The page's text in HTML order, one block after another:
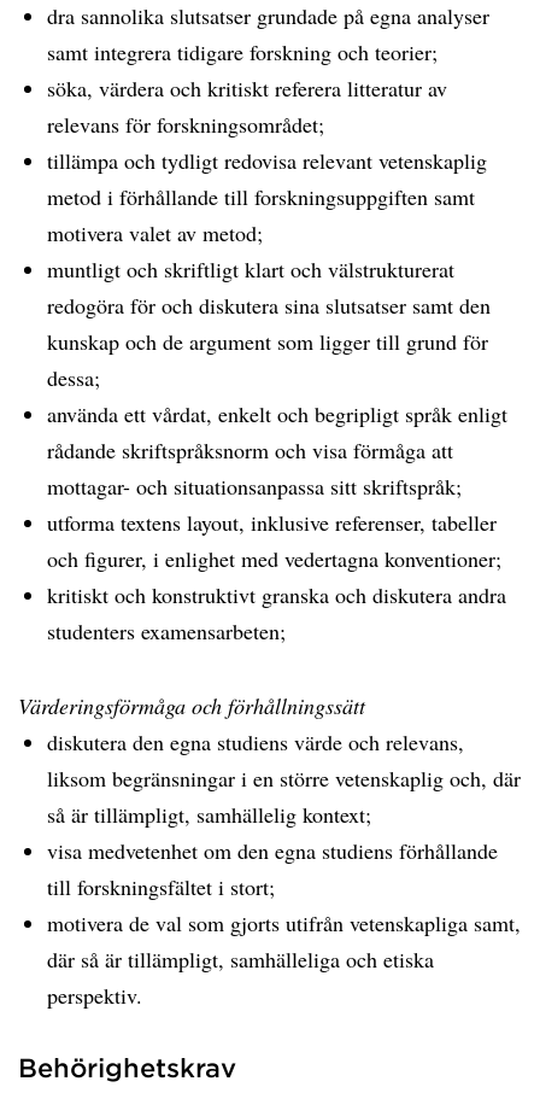
dra sannolika slutsatser grundade på egna analyser
samt integrera tidigare forskning och teorier;
söka, värdera och kritiskt referera litteratur av
relevans för forskningsområdet;
tillämpa och tydligt redovisa relevant vetenskaplig
metod i förhållande till forskningsuppgiften samt
motivera valet av metod;
muntligt och skriftligt klart och välstrukturerat
redogöra för och diskutera sina slutsatser samt den
kunskap och de argument som ligger till grund för
dessa;
använda ett vårdat, enkelt och begripligt språk enligt
rådande skriftspråksnorm och visa förmåga att
mottagar- och situationsanpassa sitt skriftspråk;
utforma textens layout, inklusive referenser, tabeller
och figurer, i enlighet med vedertagna konventioner;
kritiskt och konstruktivt granska och diskutera andra
studenters examensarbeten;
Värderingsförmåga och förhållningssätt
diskutera den egna studiens värde och relevans,
liksom begränsningar i en större vetenskaplig och, där
så är tillämpligt, samhällelig kontext;
visa medvetenhet om den egna studiens förhållande
till forskningsfältet i stort;
motivera de val som gjorts utifrån vetenskapliga samt,
där så är tillämpligt, samhälleliga och etiska
perspektiv.
Behörighetskrav